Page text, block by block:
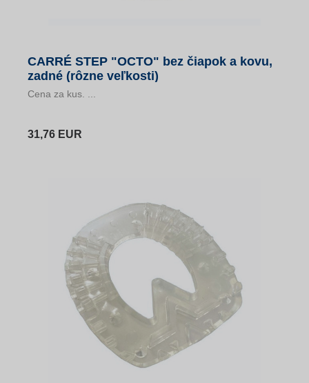
CARRÉ STEP "OCTO" bez čiapok a kovu,
zadné (rôzne veľkosti)
Cena za kus. ...
31,76 EUR